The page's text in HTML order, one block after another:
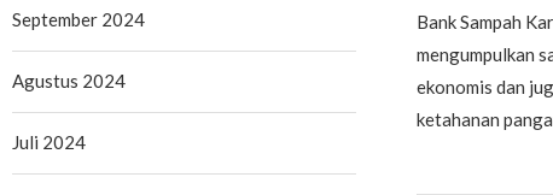
Bank Sampah
mengumpulkan
ekonomis dan
ketahanan
September 2024
Agustus 2024
Juli 2024